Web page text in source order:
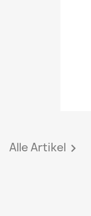
Alle Artikel 